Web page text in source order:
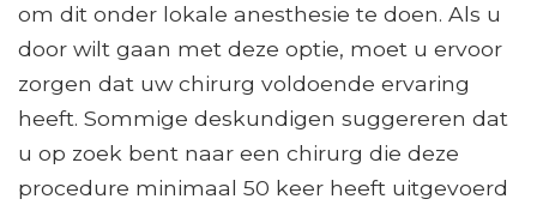
om dit onder lokale anesthesie te doen. Als u
door wilt gaan met deze optie, moet u ervoor
zorgen dat uw chirurg voldoende ervaring
heeft. Sommige deskundigen suggereren dat
u op zoek bent naar een chirurg die deze
procedure minimaal 50 keer heeft uitgevoerd